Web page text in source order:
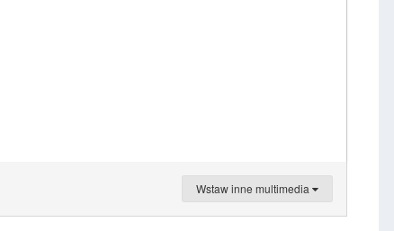
Wstaw inne multimedia